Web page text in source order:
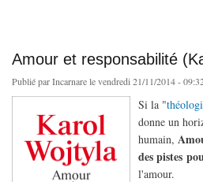
Amour et responsabilité
Publié parIncarnarele vendredi 21/11/2014 -
Si la "
donne un
humain,
des pistes
l'amour.